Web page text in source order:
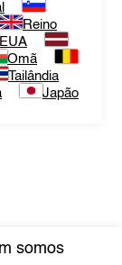
Reino
EUA
Omã
Tailândia
Japão
somos